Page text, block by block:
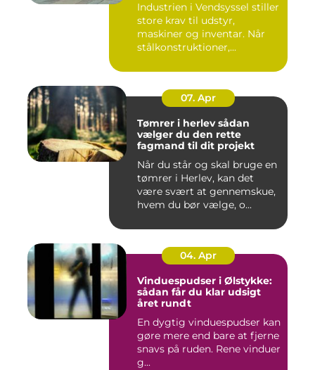
Industrien i Vendsyssel stiller
store krav til udstyr,
maskiner og inventar. Når
stålkonstruktioner,...
07. Apr
Tømrer i herlev sådan
vælger du den rette
fagmand til dit projekt
Når du står og skal bruge en
tømrer i Herlev, kan det
være svært at gennemskue,
hvem du bør vælge, o...
04. Apr
Vinduespudser i Ølstykke:
sådan får du klar udsigt
året rundt
En dygtig vinduespudser kan
gøre mere end bare at fjerne
snavs på ruden. Rene vinduer
g...